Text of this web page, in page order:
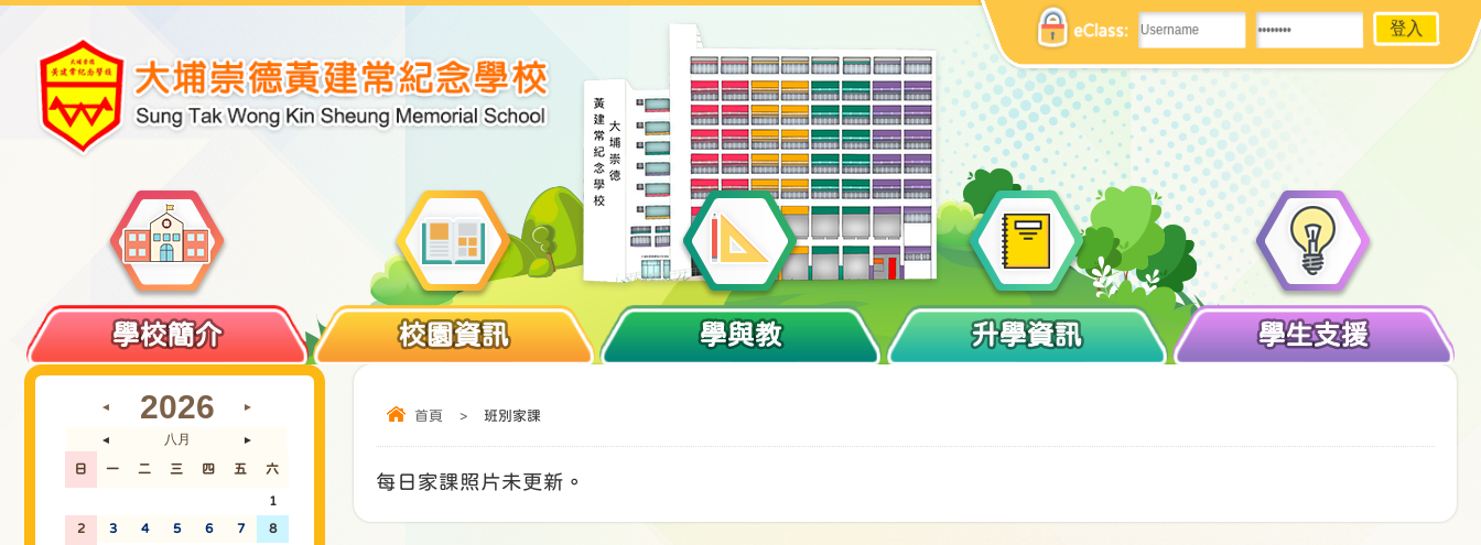
eClass:
學校簡介 校園資訊 學與教 升學資訊 學生支援
首頁 > 班別家課
每日家課照片未更新。
◄ 2026 ►
◄ 八月 ►
日 一 二 三 四 五 六
1
2 3 4 5 6 7 8